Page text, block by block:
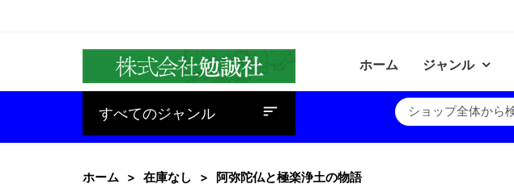
ホーム ジャンル
すべてのジャンル
baseline_sort
ホーム 在庫なし 阿弥陀仏と極楽浄土の物語